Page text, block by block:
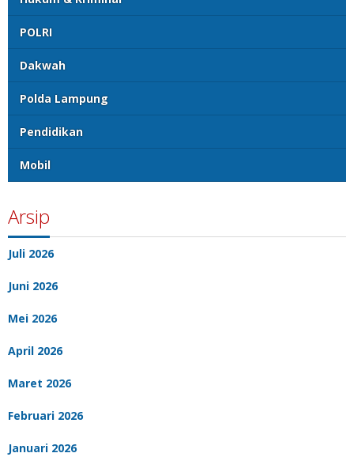
POLRI
Dakwah
Polda Lampung
Pendidikan
Mobil
Arsip
Juli 2026
Juni 2026
Mei 2026
April 2026
Maret 2026
Februari 2026
Januari 2026